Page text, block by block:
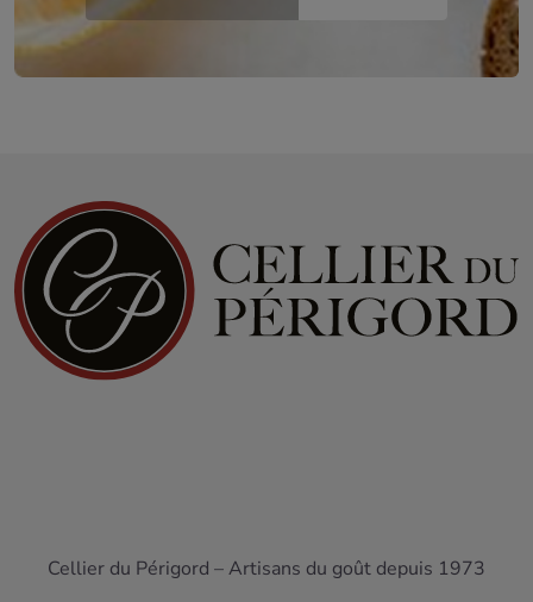
Cellier du Périgord – Artisans du goût depuis 1973